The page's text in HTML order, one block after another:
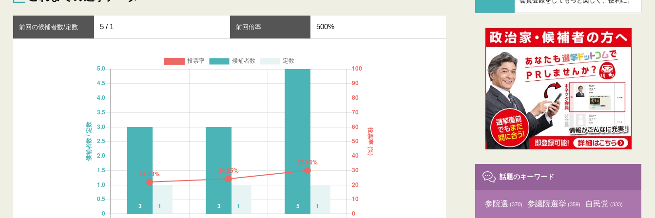
前回の候補者数/定数 5 / 1 前回倍率 500%
話題のキーワード
参院選 (370) 参議院選挙 (359) 自民党 (333)